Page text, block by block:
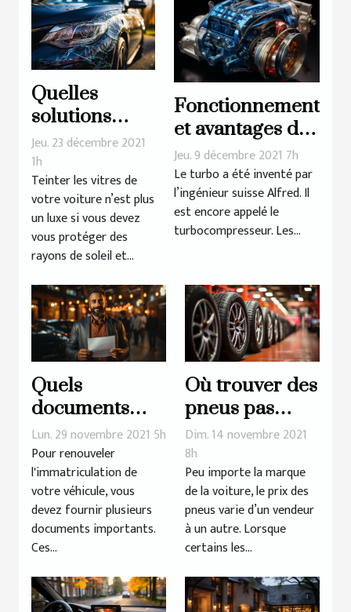
Quelles
solutions
pour teinter
les vitres de
sa voiture ?
Jeu. 23 décembre 2021
1h
Teinter les vitres de
votre voiture n’est plus
un luxe si vous devez
vous protéger des
rayons de soleil et...
Fonctionnement
et avantages du
Turbo de
véhicule
Jeu. 9 décembre 2021 7h
Le turbo a été inventé par
l’ingénieur suisse Alfred. Il
est encore appelé le
turbocompresseur. Les...
Quels
documents
dois-je fournir
pour
renouveler ma
carte grise ?
Lun. 29 novembre 2021 5h
Pour renouveler
l'immatriculation de
votre véhicule, vous
devez fournir plusieurs
documents importants.
Ces...
Où trouver des
pneus pas
chers de
qualité pour
votre voiture ?
Dim. 14 novembre 2021
8h
Peu importe la marque
de la voiture, le prix des
pneus varie d’un vendeur
à un autre. Lorsque
certains les...